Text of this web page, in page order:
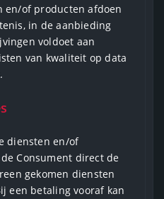
en/of producten afdoen
in de aanbieding
voldoet aan
van kwaliteit op data
diensten en/of
Consument direct de
gekomen diensten
een betaling vooraf kan